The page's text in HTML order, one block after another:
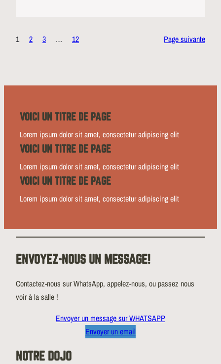
1 2 3 … 12 Page suivante
VOICI UN TITRE DE PAGE
Lorem ipsum dolor sit amet, consectetur adipiscing elit
VOICI UN TITRE DE PAGE
Lorem ipsum dolor sit amet, consectetur adipiscing elit
VOICI UN TITRE DE PAGE
Lorem ipsum dolor sit amet, consectetur adipiscing elit
ENVOYEZ-NOUS UN MESSAGE!
Contactez-nous sur WhatsApp, appelez-nous, ou passez nous
voir à la salle !
Envoyer un message sur WHATSAPP
Envoyer un email
NOTRE DOJO